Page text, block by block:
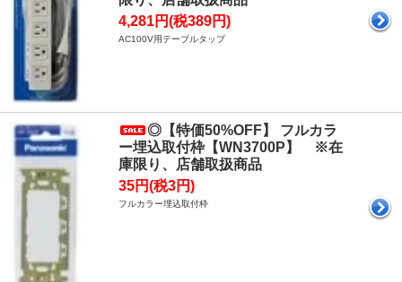
4,281円(税389円)
AC100V用テーブルタップ
◎【特価50%OFF】 フルカラ
ー埋込取付枠【WN3700P】 ※在
庫限り、店舗取扱商品
35円(税3円)
フルカラー埋込取付枠